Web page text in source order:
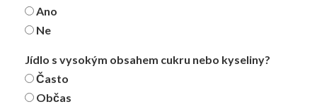
Ano
Ne
Jídlo s vysokým obsahem cukru nebo kyseliny?
Často
Občas